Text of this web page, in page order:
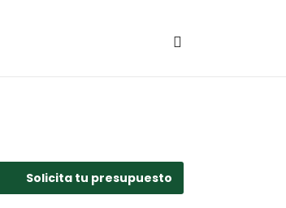
Solicita tu presupuesto